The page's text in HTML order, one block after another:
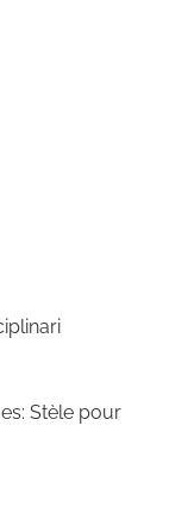
Stèle pour